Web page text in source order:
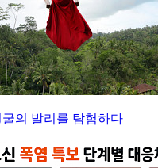
의 발리를 탐험하다